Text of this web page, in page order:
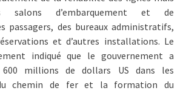
salons d’embarquement et de
passagers, des bureaux administratifs,
et d’autres installations. Le
indiqué que le gouvernement a
millions de dollars US dans les
chemin de fer et la formation du